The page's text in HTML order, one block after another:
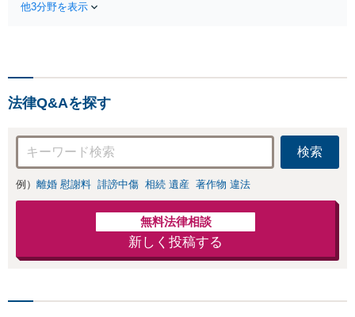
しい地域の皆さまも、
休日対応可】
他3分野を表示
法律Q&Aを探す
検索
例） 離婚 慰謝料 誹謗中傷 相続 遺産 著作物 違法
無料法律相談
新しく投稿する